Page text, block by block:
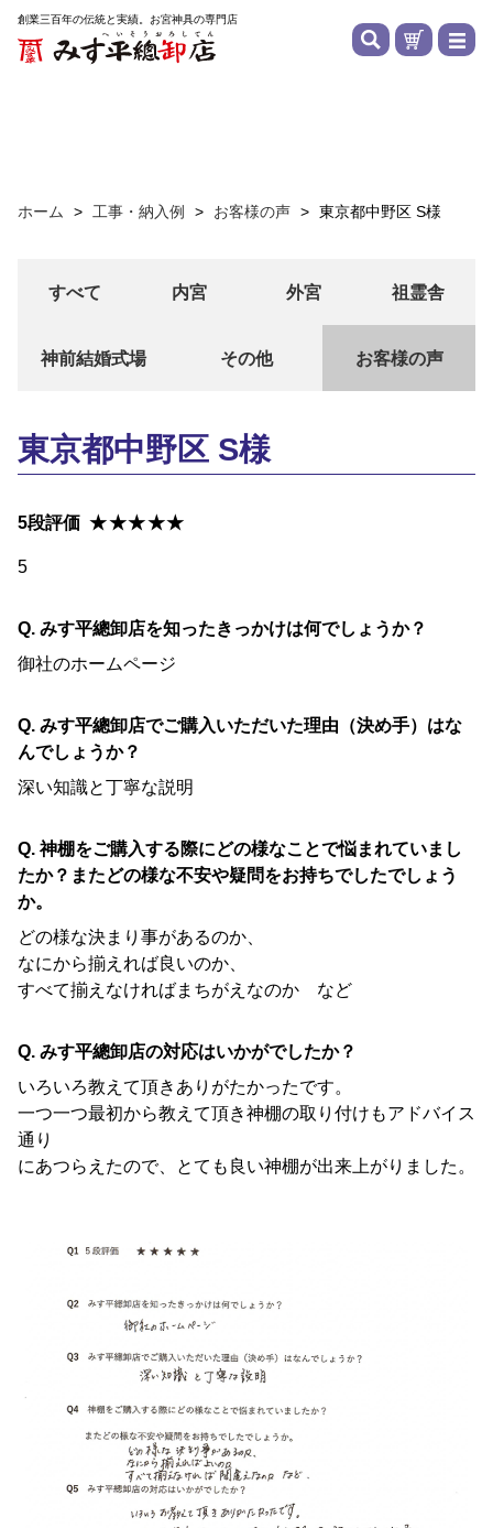
創業三百年の伝統と実績。お宮神具の専門店
ホーム > 工事・納入例 > お客様の声 > 東京都中野区 S様
すべて 内宮 外宮 祖霊舎
神前結婚式場 その他 お客様の声
東京都中野区 S様
5段評価 ★★★★★
5
Q. みす平總卸店を知ったきっかけは何でしょうか？
御社のホームページ
Q. みす平總卸店でご購入いただいた理由（決め手）はな
んでしょうか？
深い知識と丁寧な説明
Q. 神棚をご購入する際にどの様なことで悩まれていまし
たか？またどの様な不安や疑問をお持ちでしたでしょう
か。
どの様な決まり事があるのか、
なにから揃えれば良いのか、
すべて揃えなければまちがえなのか など
Q. みす平總卸店の対応はいかがでしたか？
いろいろ教えて頂きありがたかったです。
一つ一つ最初から教えて頂き神棚の取り付けもアドバイス
通り
にあつらえたので、とても良い神棚が出来上がりました。